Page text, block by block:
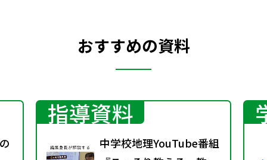
おすすめの資料
指導資料
中学校地理YouTube番組